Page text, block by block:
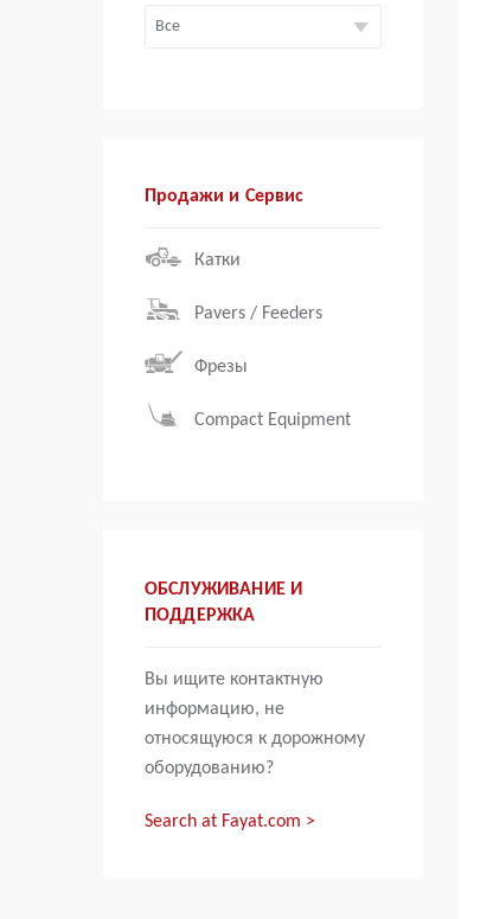
Продажи и Сервис
Катки
Pavers / Feeders
Фрезы
Compact Equipment
ОБСЛУЖИВАНИЕ И
ПОДДЕРЖКА
Вы ищите контактную
информацию, не
относящуюся к дорожному
оборудованию?
Search at Fayat.com >